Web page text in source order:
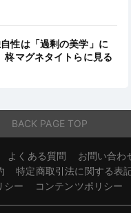
性は「過剰の美学」に
マグネタイトらに見る
BACK PAGE TOP
よくある質問 お問い合わ
特定商取引法に関する表
シー
コンテンツポリシー